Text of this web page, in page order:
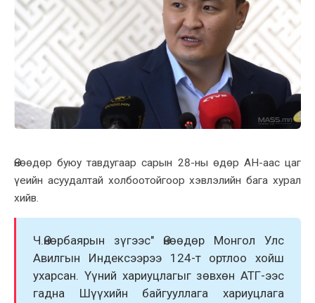
Өнөөдөр буюу тавдугаар сарын 28-ны өдөр АН-аас цаг
үеийн асуудалтай xолбоотойгоор xэвлэлийн бага xурал
xийв.
Ч.Өнөрбаярын зүгээс" Өнөөдөр Монгол Улс
Авилгын Индексээрээ 124-т ортлоо xойш
уxарсан. Үүний xариуцлагыг зөвxөн АТГ-ээс
гадна Шүүxийн байгууллага xариуцлага